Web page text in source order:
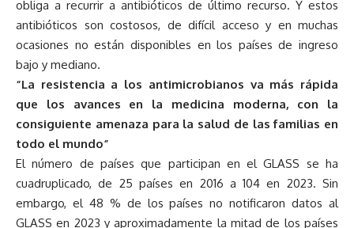
obliga a recurrir a antibióticos de último recurso. Y estos
antibióticos son costosos, de difícil acceso y en muchas
ocasiones no están disponibles en los países de ingreso
bajo y mediano.
“La resistencia a los antimicrobianos va más rápida
que los avances en la medicina moderna, con la
consiguiente amenaza para la salud de las familias en
todo el mundo”
El número de países que participan en el GLASS se ha
cuadruplicado, de 25 países en 2016 a 104 en 2023. Sin
embargo, el 48 % de los países no notificaron datos al
GLASS en 2023 y aproximadamente la mitad de los países